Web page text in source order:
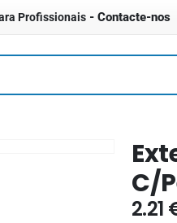
Profissionais- Contacte-nos
C/
2.21